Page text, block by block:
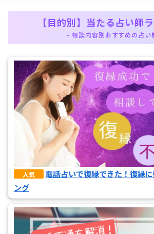
【目的別】当たる占い師
- 相談内容別おすすめの占い
人気
電話占いで復縁できた！復縁
ング